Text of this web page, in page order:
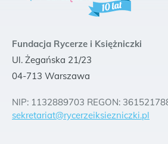
Fundacja Rycerze i Księżniczki
Ul. Żegańska 21/23
04-713 Warszawa
NIP: 1132889703 REGON:
sekretariat@rycerzeiksiezniczki.pl